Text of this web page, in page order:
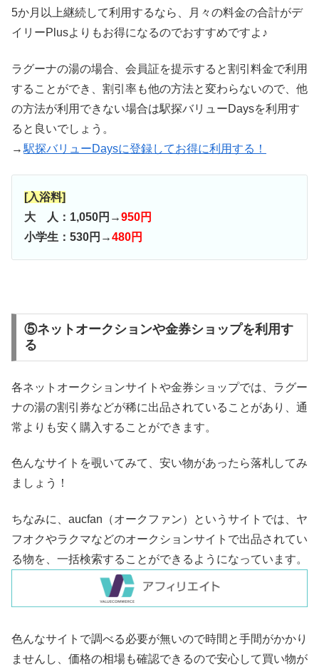
5か月以上継続して利用するなら、月々の料金の合計がデ
イリーPlusよりもお得になるのでおすすめですよ♪
ラグーナの湯の場合、会員証を提示すると割引料金で利用
することができ、割引率も他の方法と変わらないので、他
の方法が利用できない場合は駅探バリューDaysを利用す
ると良いでしょう。
→ 駅探バリューDaysに登録してお得に利用する！
[入浴料]
大 人：1,050円→950円
小学生：530円→480円
⑤ネットオークションや金券ショップを利用す
る
各ネットオークションサイトや金券ショップでは、ラグー
ナの湯の割引券などが稀に出品されていることがあり、通
常よりも安く購入することができます。
色んなサイトを覗いてみて、安い物があったら落札してみ
ましょう！
ちなみに、aucfan（オークファン）というサイトでは、ヤ
フオクやラクマなどのオークションサイトで出品されてい
る物を、一括検索することができるようになっています。
色んなサイトで調べる必要が無いので時間と手間がかかり
ませんし、価格の相場も確認できるので安心して買い物が